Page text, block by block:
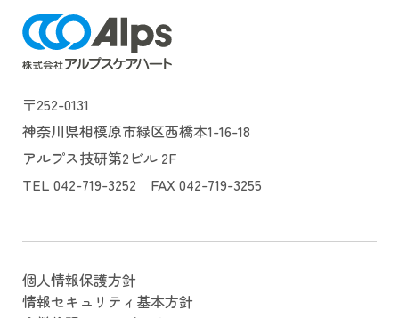
〒252-0131
神奈川県相模原市緑区西橋本1-16-18
アルプス技研第2ビル 2F
TEL 042-719-3252 FAX 042-719-3255
個人情報保護方針
情報セキュリティ基本方針